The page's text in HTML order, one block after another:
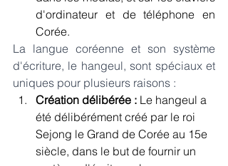
d'ordinateur et de téléphone en
Corée.
La langue coréenne et son système
d'écriture, le hangeul, sont spéciaux et
uniques pour plusieurs raisons :
Création délibérée : Le hangeul a
été délibérément créé par le roi
Sejong le Grand de Corée au 15e
siècle, dans le but de fournir un